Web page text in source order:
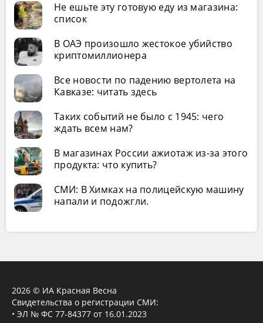
Не ешьте эту готовую еду из магазина:
список
В ОАЭ произошло жестокое убийство
криптомиллионера
Все новости по падению вертолета на
Кавказе: читать здесь
Таких событий не было с 1945: чего
ждать всем нам?
В магазинах России ажиотаж из-за этого
продукта: что купить?
СМИ: В Химках на полицейскую машину
напали и подожгли.
2026 © ИА Красная Весна
Свидетельства о регистрации СМИ:
• ЭЛ № ФС 77-84377 от 16.01.2023